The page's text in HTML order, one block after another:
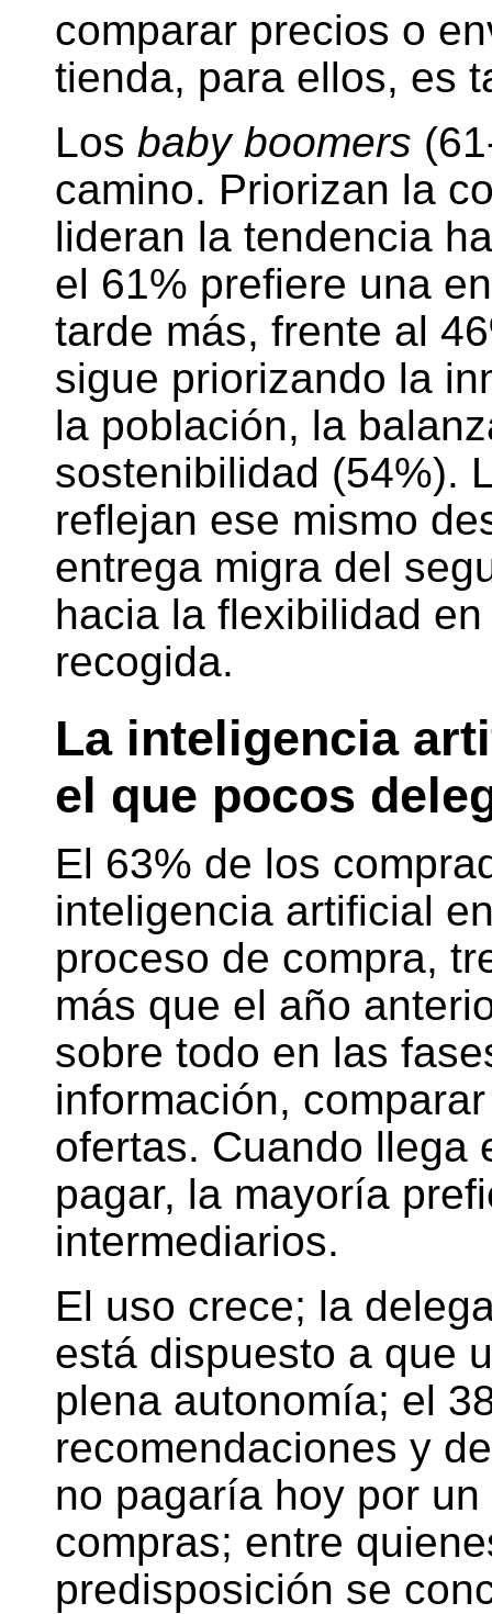
comparar precios o
tienda, para ellos, es
Los baby boomers
camino. Priorizan la
lideran la tendencia
el 61% prefiere una
tarde más, frente al
sigue priorizando la
la población, la
sostenibilidad (54%).
reflejan ese mismo
entrega migra del
hacia la flexibilidad
recogida.
La inteligencia
el que pocos
El 63% de los
inteligencia artificial
proceso de compra,
más que el año
sobre todo en las
información,
ofertas. Cuando llega
pagar, la mayoría
intermediarios.
El uso crece; la
está dispuesto a que
plena autonomía; el
recomendaciones y
no pagaría hoy por
compras; entre
predisposición se